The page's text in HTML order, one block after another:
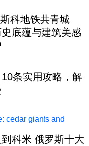
科地铁共青城
底蕴与建筑美感
条实用攻略，解
科米 俄罗斯十大